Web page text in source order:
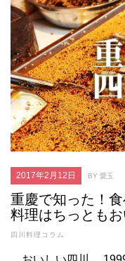
2017年2月12日 BY 愛玉
重慶で知った！
料理はちっとも
四川料理コラム